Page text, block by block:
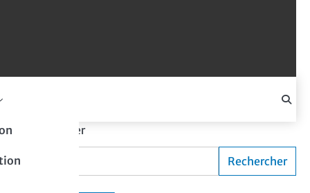
Rechercher
Rechercher